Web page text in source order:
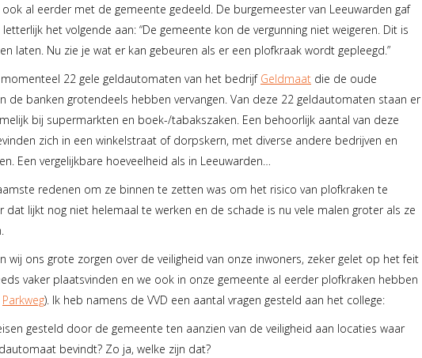
al eerder met de gemeente gedeeld. De burgemeester van Leeuwarden gaf
het volgende aan: “De gemeente kon de vergunning niet weigeren. Dit is
laten. Nu zie je wat er kan gebeuren als er een plofkraak wordt gepleegd.”
22 gele geldautomaten van het bedrijf Geldmaat die de oude
de banken grotendeels hebben vervangen. Van deze 22 geldautomaten staan er
bij supermarkten en boek-/tabakszaken. Een behoorlijk aantal van deze
zich in een winkelstraat of dorpskern, met diverse andere bedrijven en
Een vergelijkbare hoeveelheid als in Leeuwarden…
redenen om ze binnen te zetten was om het risico van plofkraken te
dat lijkt nog niet helemaal te werken en de schade is nu vele malen groter als ze
wij ons grote zorgen over de veiligheid van onze inwoners, zeker gelet op het feit
vaker plaatsvinden en we ook in onze gemeente al eerder plofkraken hebben
Parkweg). Ik heb namens de VVD een aantal vragen gesteld aan het college:
gesteld door de gemeente ten aanzien van de veiligheid aan locaties waar
bevindt? Zo ja, welke zijn dat?